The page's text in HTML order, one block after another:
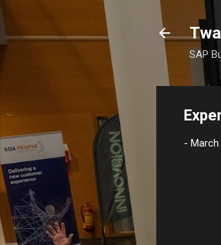
SAP
- March